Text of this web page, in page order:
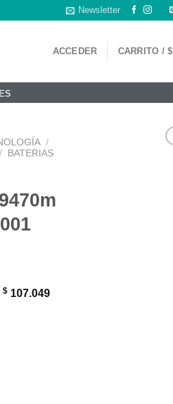
Newsletter
ACCEDER CARRITO /$
/
/
BATERIAS
$ 107.049